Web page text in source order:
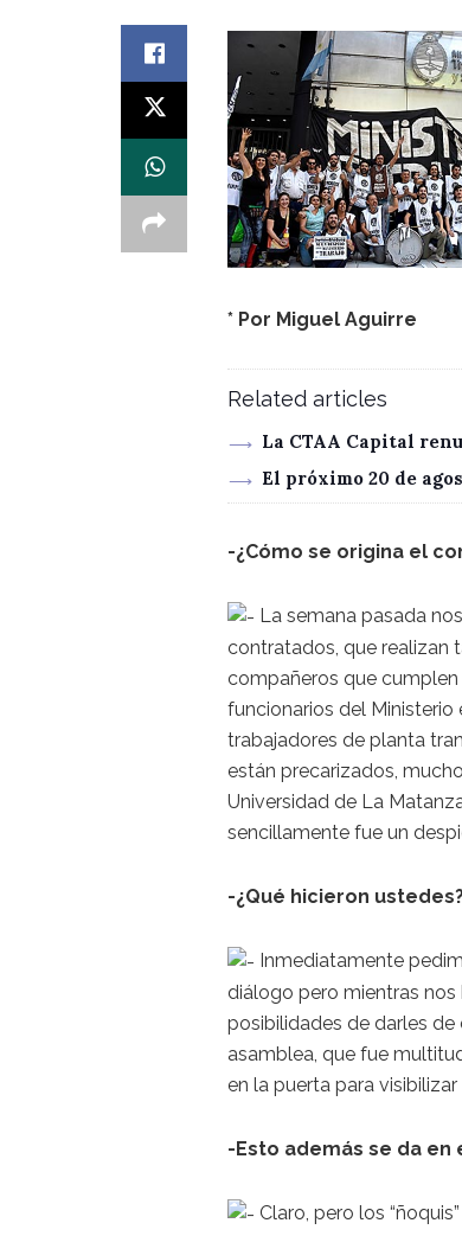
* Por Miguel Aguirre
Related articles
La CTAA Capital
El próximo 20 de
-¿Cómo se origina el
La semana pasada
contratados, que realizan
compañeros que cumplen
funcionarios del Ministerio
trabajadores de planta
están precarizados,
Universidad de La
sencillamente fue un
-¿Qué hicieron
Inmediatamente
diálogo pero mientras nos
posibilidades de darles
asamblea, que fue
en la puerta para
-Esto además se da en
Claro, pero los